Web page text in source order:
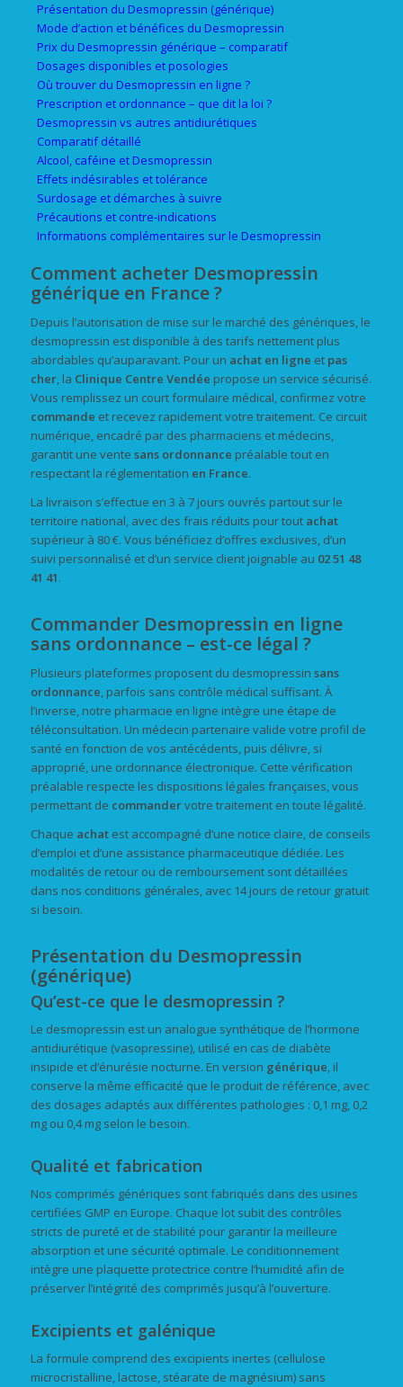
Présentation du Desmopressin (générique)
Mode d’action et bénéfices du Desmopressin
Prix du Desmopressin générique – comparatif
Dosages disponibles et posologies
Où trouver du Desmopressin en ligne ?
Prescription et ordonnance – que dit la loi ?
Desmopressin vs autres antidiurétiques
Comparatif détaillé
Alcool, caféine et Desmopressin
Effets indésirables et tolérance
Surdosage et démarches à suivre
Précautions et contre-indications
Informations complémentaires sur le Desmopressin
Comment acheter Desmopressin
générique en France ?
Depuis l’autorisation de mise sur le marché des génériques, le
desmopressin est disponible à des tarifs nettement plus
abordables qu’auparavant. Pour un achat en ligne et pas
cher, la Clinique Centre Vendée propose un service sécurisé.
Vous remplissez un court formulaire médical, confirmez votre
commande et recevez rapidement votre traitement. Ce circuit
numérique, encadré par des pharmaciens et médecins,
garantit une vente sans ordonnance préalable tout en
respectant la réglementation en France.
La livraison s’effectue en 3 à 7 jours ouvrés partout sur le
territoire national, avec des frais réduits pour tout achat
supérieur à 80 €. Vous bénéficiez d’offres exclusives, d’un
suivi personnalisé et d’un service client joignable au 02 51 48
41 41.
Commander Desmopressin en ligne
sans ordonnance – est-ce légal ?
Plusieurs plateformes proposent du desmopressin sans
ordonnance, parfois sans contrôle médical suffisant. À
l’inverse, notre pharmacie en ligne intègre une étape de
téléconsultation. Un médecin partenaire valide votre profil de
santé en fonction de vos antécédents, puis délivre, si
approprié, une ordonnance électronique. Cette vérification
préalable respecte les dispositions légales françaises, vous
permettant de commandervotre traitement en toute légalité.
Chaque achatest accompagné d’une notice claire, de conseils
d’emploi et d’une assistance pharmaceutique dédiée. Les
modalités de retour ou de remboursement sont détaillées
dans nos conditions générales, avec 14 jours de retour gratuit
si besoin.
Présentation du Desmopressin
(générique)
Qu’est-ce que le desmopressin ?
Le desmopressin est un analogue synthétique de l’hormone
antidiurétique (vasopressine), utilisé en cas de diabète
insipide et d’énurésie nocturne. En version générique, il
conserve la même efficacité que le produit de référence, avec
des dosages adaptés aux différentes pathologies : 0,1 mg, 0,2
mg ou 0,4 mg selon le besoin.
Qualité et fabrication
Nos comprimés génériques sont fabriqués dans des usines
certifiées GMP en Europe. Chaque lot subit des contrôles
stricts de pureté et de stabilité pour garantir la meilleure
absorption et une sécurité optimale. Le conditionnement
intègre une plaquette protectrice contre l’humidité afin de
préserver l’intégrité des comprimés jusqu’à l’ouverture.
Excipients et galénique
La formule comprend des excipients inertes (cellulose
microcristalline, lactose, stéarate de magnésium) sans